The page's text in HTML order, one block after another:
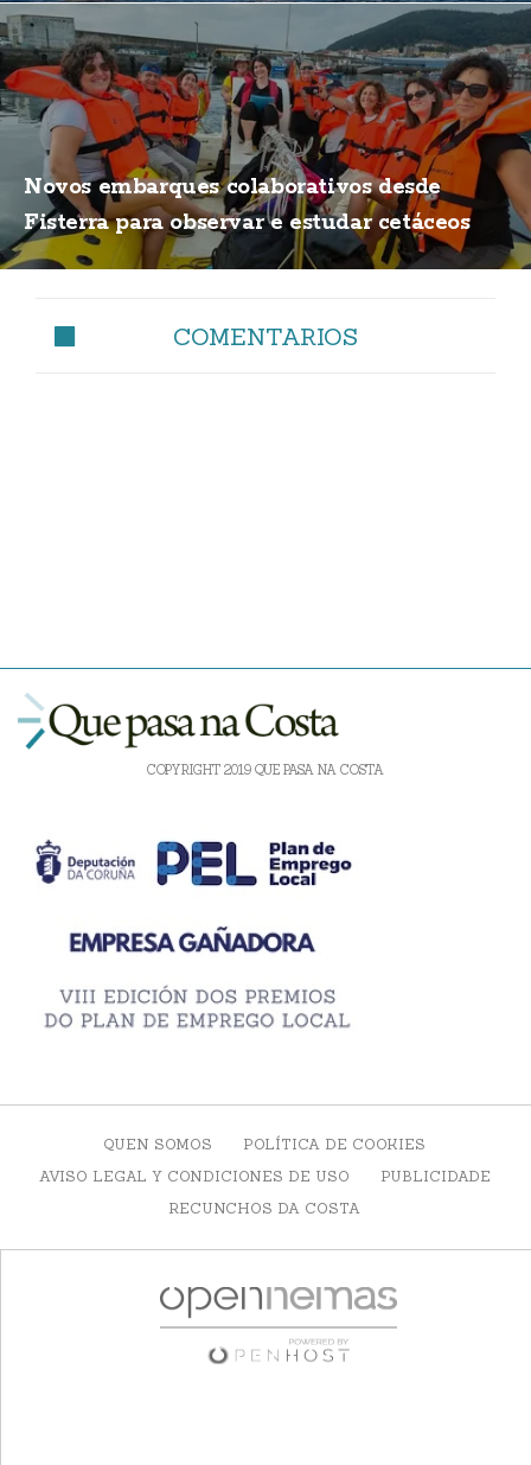
Novos embarques colaborativos desde
Fisterra para observar e estudar cetáceos
COMENTARIOS
COPYRIGHT 2019 QUE PASA NA COSTA
QUEN SOMOS
POLÍTICA DE COOKIES
AVISO LEGAL Y CONDICIONES DE USO
PUBLICIDADE
RECUNCHOS DA COSTA